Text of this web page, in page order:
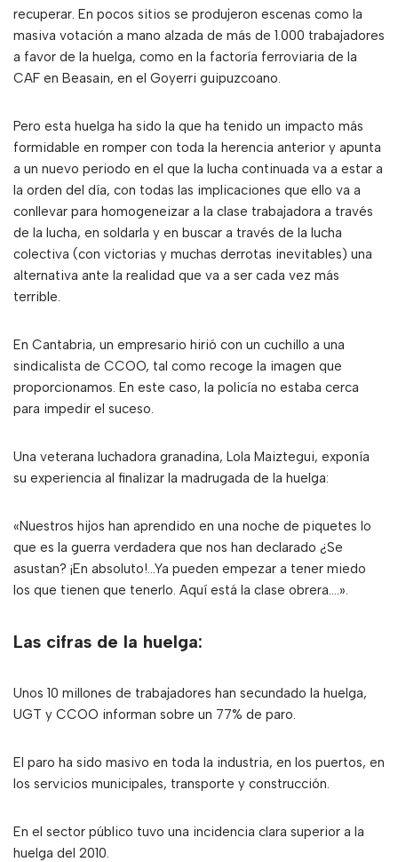
recuperar. En pocos sitios se produjeron escenas como la
masiva votación a mano alzada de más de 1.000 trabajadores
a favor de la huelga, como en la factoría ferroviaria de la
CAF en Beasain, en el Goyerri guipuzcoano.
Pero esta huelga ha sido la que ha tenido un impacto más
formidable en romper con toda la herencia anterior y apunta
a un nuevo periodo en el que la lucha continuada va a estar a
la orden del día, con todas las implicaciones que ello va a
conllevar para homogeneizar a la clase trabajadora a través
de la lucha, en soldarla y en buscar a través de la lucha
colectiva (con victorias y muchas derrotas inevitables) una
alternativa ante la realidad que va a ser cada vez más
terrible.
En Cantabria, un empresario hirió con un cuchillo a una
sindicalista de CCOO, tal como recoge la imagen que
proporcionamos. En este caso, la policía no estaba cerca
para impedir el suceso.
Una veterana luchadora granadina, Lola Maiztegui, exponía
su experiencia al finalizar la madrugada de la huelga:
«Nuestros hijos han aprendido en una noche de piquetes lo
que es la guerra verdadera que nos han declarado ¿Se
asustan? ¡En absoluto!…Ya pueden empezar a tener miedo
los que tienen que tenerlo. Aquí está la clase obrera….».
Las cifras de la huelga:
Unos 10 millones de trabajadores han secundado la huelga,
UGT y CCOO informan sobre un 77% de paro.
El paro ha sido masivo en toda la industria, en los puertos, en
los servicios municipales, transporte y construcción.
En el sector público tuvo una incidencia clara superior a la
huelga del 2010.